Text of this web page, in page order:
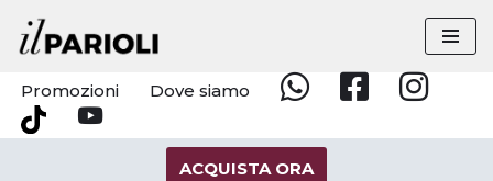
Vai
al
contenuto
Promozioni Dove siamo
WhatsappFacebookInstagram
Tik
YouTube
ACQUISTA ORA